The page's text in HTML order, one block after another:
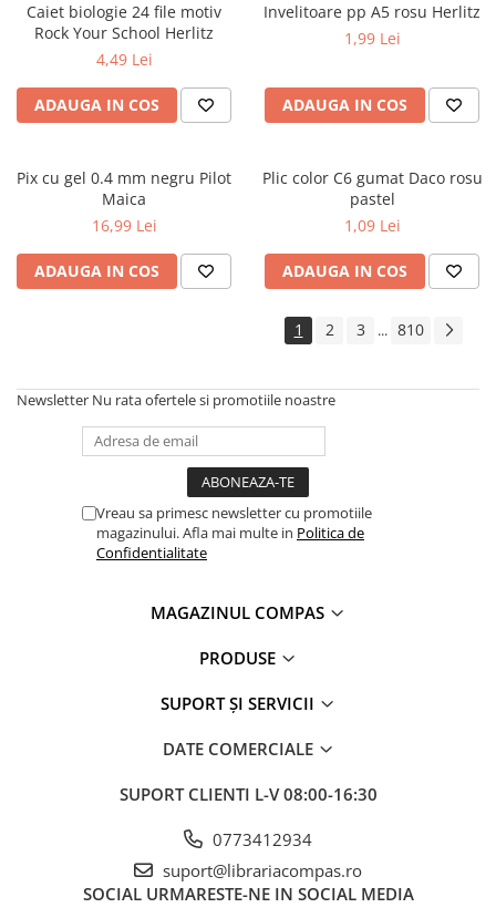
Materiale educaționale
Benzi desenate
Hobby și activități pentru copii
Educație și carte școlară
Culegeri și materiale auxiliare
Caiete de vacanță
Bibliografie școlară
Bibliografie didactică
Dicționare și gramatici
Romane și literatură
Clasici români și universali
Thriller și mister
Young adult
Dezvoltare personală și non-
Psihologie și dezvoltare personală
Parenting și educație
Sănătate și stil de viață
Caiet biologie 24 file motiv
Rock Your School Herlitz
4,49 Lei
ADAUGA IN COS
Invelitoare pp A5 rosu Herlitz
1,99 Lei
ADAUGA IN COS
Pix cu gel 0.4 mm negru Pilot
Maica
16,99 Lei
ADAUGA IN COS
Plic color C6 gumat Daco rosu
pastel
1,09 Lei
ADAUGA IN COS
1 2 3 ... 810
Newsletter Nu rata ofertele si promotiile noastre
Vreau sa primesc newsletter cu promotiile
magazinului. Afla mai multe in Politica de
Confidentialitate
MAGAZINUL COMPAS
PRODUSE
SUPORT ȘI SERVICII
DATE COMERCIALE
SUPORT CLIENTI L-V 08:00-16:30
0773412934
suport@librariacompas.ro
SOCIAL URMARESTE-NE IN SOCIAL MEDIA